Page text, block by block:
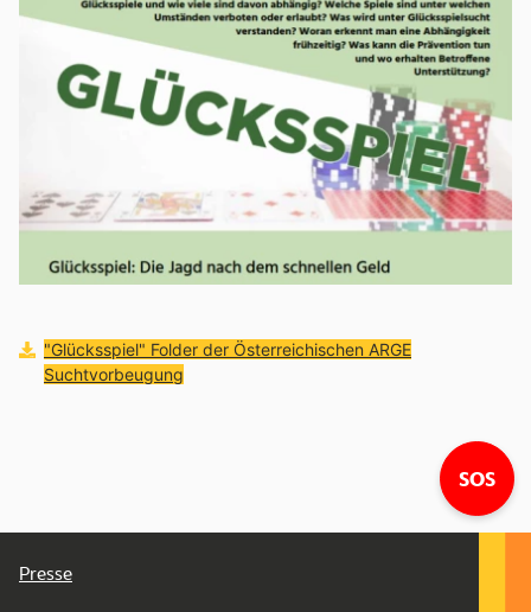
Download:
"Glücksspiel" Folder der Österreichischen ARGE
Suchtvorbeugung
SOS
Presse